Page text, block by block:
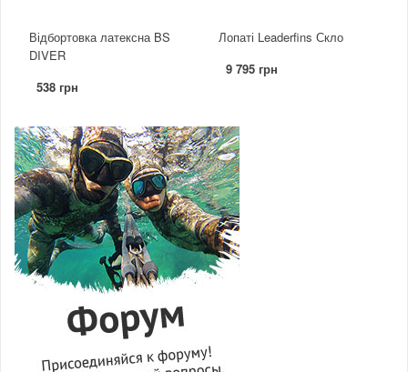
Відбортовка латексна BS
DIVER
538 грн
Лопаті Leaderfins Скло
9 795 грн